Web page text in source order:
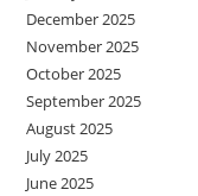
December 2025
November 2025
October 2025
September 2025
August 2025
July 2025
June 2025